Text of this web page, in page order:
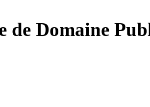
de Domaine